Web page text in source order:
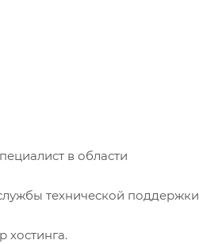
в области
технической поддержки
хостинга.